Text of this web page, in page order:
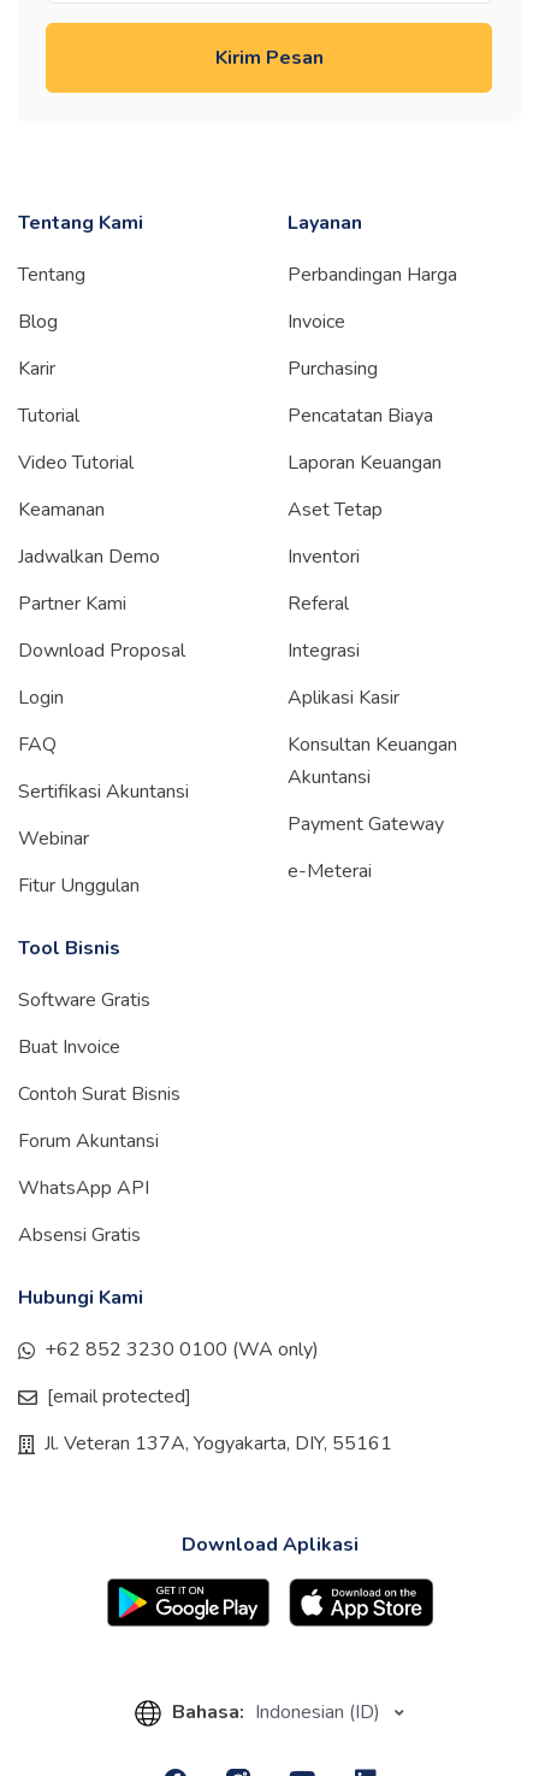
Kirim Pesan
Tentang Kami
Tentang
Blog
Karir
Tutorial
Video Tutorial
Keamanan
Jadwalkan Demo
Partner Kami
Download Proposal
Login
FAQ
Sertifikasi Akuntansi
Webinar
Fitur Unggulan
Layanan
Perbandingan Harga
Invoice
Purchasing
Pencatatan Biaya
Laporan Keuangan
Aset Tetap
Inventori
Referal
Integrasi
Aplikasi Kasir
Konsultan Keuangan
Akuntansi
Payment Gateway
e-Meterai
Tool Bisnis
Software Gratis
Buat Invoice
Contoh Surat Bisnis
Forum Akuntansi
WhatsApp API
Absensi Gratis
Hubungi Kami
+62 852 3230 0100 (WA only)
[email protected]
Jl. Veteran 137A, Yogyakarta, DIY, 55161
Download Aplikasi
Bahasa: Indonesian (ID)